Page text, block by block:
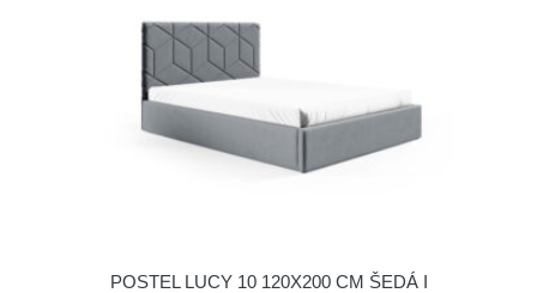
POSTEL LUCY 10 120X200 CM ŠEDÁ I